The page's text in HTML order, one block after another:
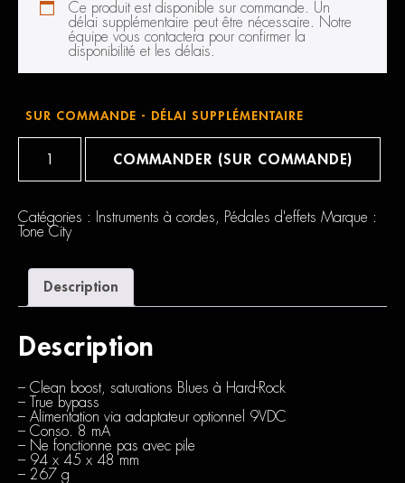
Ce produit est disponible sur commande. Un
délai supplémentaire peut être nécessaire. Notre
équipe vous contactera pour confirmer la
disponibilité et les délais.
SUR COMMANDE - DÉLAI SUPPLÉMENTAIRE
Martini
COMMANDER (SUR COMMANDE)
Catégories : Instruments à cordes Pédales d'effets Marque :
Tone City
Description
Description
– Clean boost, saturations Blues à Hard-Rock
– True bypass
– Alimentation via adaptateur optionnel 9VDC
– Conso. 8 mA
– Ne fonctionne pas avec pile
– 94 x 45 x 48 mm
– 267 g